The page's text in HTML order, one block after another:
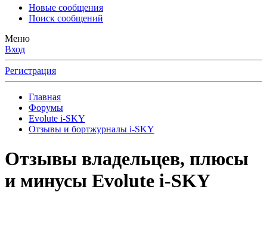
Новые сообщения
Поиск сообщений
Меню
Вход
Регистрация
Главная
Форумы
Evolute i⁠-SKY
Отзывы и бортжурналы i-SKY
Отзывы владельцев, плюсы
и минусы Evolute i-SKY